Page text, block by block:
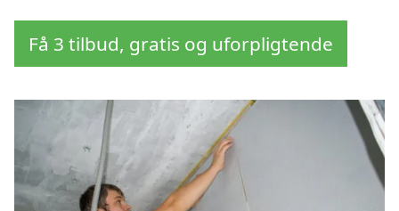
Få 3 tilbud, gratis og uforpligtende